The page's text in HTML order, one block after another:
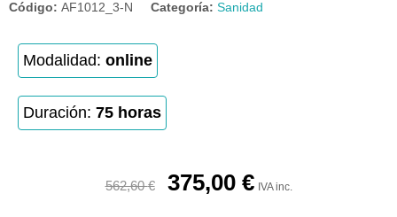
Código: AF1012_3-N Categoría: Sanidad
Modalidad: online
Duración: 75 horas
562,60€ 375,00 € IVA inc.